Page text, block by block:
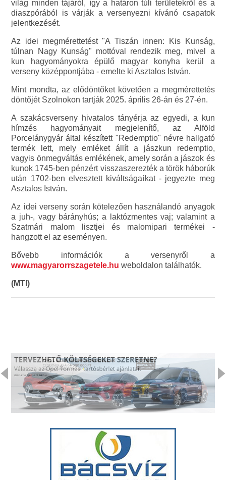
világ minden tájáról, így a határon túli területekről és a
diaszpórából is várják a versenyezni kívánó csapatok
jelentkezését.
Az idei megmérettetést "A Tiszán innen: Kis Kunság,
túlnan Nagy Kunság" mottóval rendezik meg, mivel a
kun hagyományokra épülő magyar konyha kerül a
verseny középpontjába - emelte ki Asztalos István.
Mint mondta, az elődöntőket követően a megmérettetés
döntőjét Szolnokon tartják 2025. április 26-án és 27-én.
A szakácsverseny hivatalos tányérja az egyedi, a kun
hímzés hagyományait megjelenítő, az Alföld
Porcelánygyár által készített "Redemptio" névre hallgató
termék lett, mely emléket állít a jászkun redemptio,
vagyis önmegváltás emlékének, amely során a jászok és
kunok 1745-ben pénzért visszaszerezték a török háborúk
után 1702-ben elvesztett kiváltságaikat - jegyezte meg
Asztalos István.
Az idei verseny során kötelezően használandó anyagok
a juh-, vagy bárányhús; a laktózmentes vaj; valamint a
Szatmári malom lisztjei és malomipari termékei -
hangzott el az eseményen.
Bővebb információk a versenyről a
www.magyarorrszagetele.hu weboldalon találhatók.
(MTI)